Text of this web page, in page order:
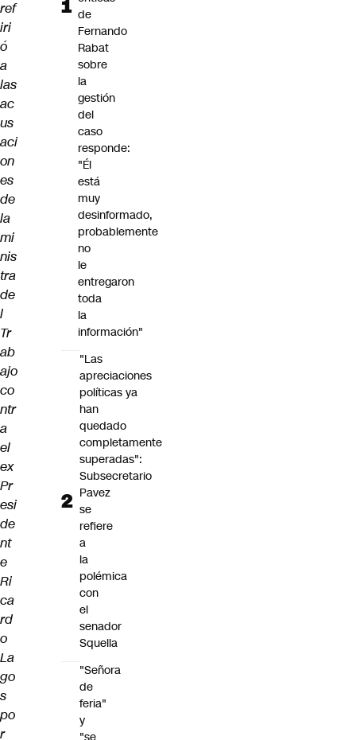
ref
iri
ó
a
las
ac
us
aci
on
es
de
la
mi
nis
tra
de
l
Tr
ab
ajo
co
ntr
a
el
ex
Pr
esi
de
nt
e
Ri
ca
rd
o
La
go
s
po
r
de
Fernando
Rabat
sobre
la
gestión
del
caso
responde:
"Él
está
muy
desinformado,
probablemente
no
le
entregaron
toda
la
información"
"Las
apreciaciones
políticas ya
han
quedado
completamente
superadas":
Subsecretario
Pavez
se
refiere
a
la
polémica
con
el
senador
Squella
"Señora
de
feria"
y
"se